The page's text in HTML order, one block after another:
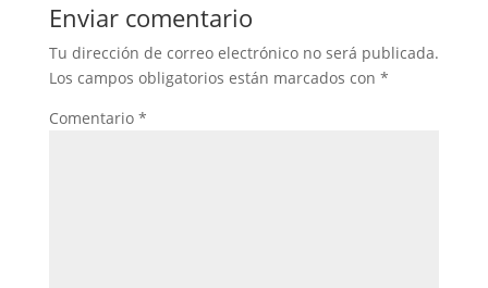
Enviar comentario
Tu dirección de correo electrónico no será publicada.
Los campos obligatorios están marcados con *
Comentario *